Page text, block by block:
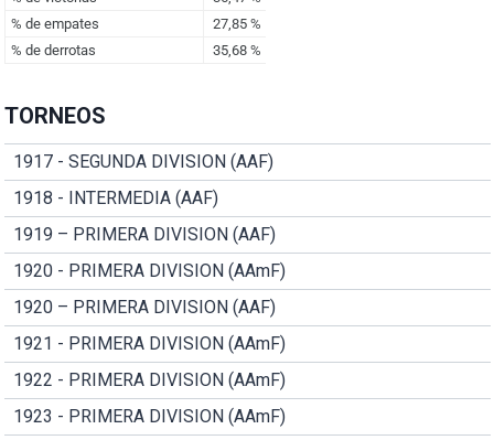
TORNEOS
1917 - SEGUNDA DIVISION (AAF)
1918 - INTERMEDIA (AAF)
1919 – PRIMERA DIVISION (AAF)
1920 - PRIMERA DIVISION (AAmF)
1920 – PRIMERA DIVISION (AAF)
1921 - PRIMERA DIVISION (AAmF)
1922 - PRIMERA DIVISION (AAmF)
1923 - PRIMERA DIVISION (AAmF)